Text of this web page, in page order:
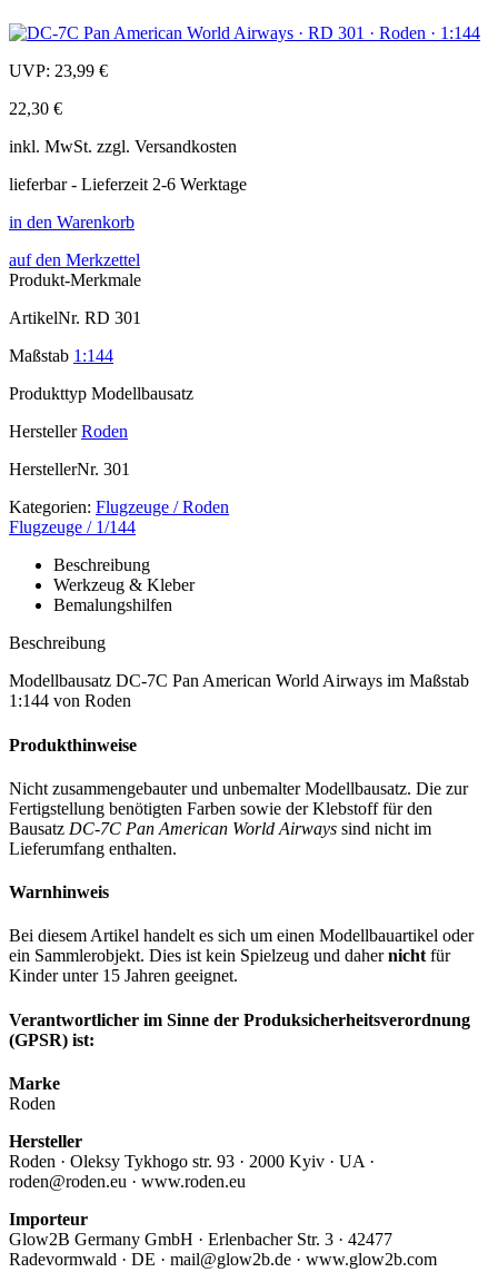
UVP: 23,99 €
22,30 €
inkl. MwSt. zzgl. Versandkosten
lieferbar - Lieferzeit 2-6 Werktage
in den Warenkorb
auf den Merkzettel
Produkt-Merkmale
ArtikelNr. RD 301
Maßstab 1:144
Produkttyp Modellbausatz
Hersteller Roden
HerstellerNr. 301
Kategorien: Flugzeuge / Roden
Flugzeuge / 1/144
Beschreibung
Werkzeug & Kleber
Bemalungshilfen
Beschreibung
Modellbausatz DC-7C Pan American World Airways im Maßstab
1:144 von Roden
Produkthinweise
Nicht zusammengebauter und unbemalter Modellbausatz. Die zur
Fertigstellung benötigten Farben sowie der Klebstoff für den
Bausatz DC-7C Pan American World Airways sind nicht im
Lieferumfang enthalten.
Warnhinweis
Bei diesem Artikel handelt es sich um einen Modellbauartikel oder
ein Sammlerobjekt. Dies ist kein Spielzeug und dahernicht für
Kinder unter 15 Jahren geeignet.
Verantwortlicher im Sinne der Produksicherheitsverordnung
(GPSR) ist:
Marke
Roden
Hersteller
Roden · Oleksy Tykhogo str. 93 · 2000 Kyiv · UA ·
roden@roden.eu · www.roden.eu
Importeur
Glow2B Germany GmbH · Erlenbacher Str. 3 · 42477
Radevormwald · DE · mail@glow2b.de · www.glow2b.com